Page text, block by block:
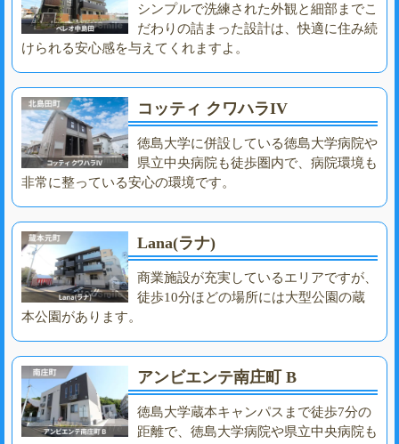
シンプルで洗練された外観と細部までこ
だわりの詰まった設計は、快適に住み続
けられる安心感を与えてくれますよ。
コッティ クワハラIV
徳島大学に併設している徳島大学病院や
県立中央病院も徒歩圏内で、病院環境も
非常に整っている安心の環境です。
Lana(ラナ)
商業施設が充実しているエリアですが、
徒歩10分ほどの場所には大型公園の蔵
本公園があります。
アンビエンテ南庄町 B
徳島大学蔵本キャンパスまで徒歩7分の
距離で、徳島大学病院や県立中央病院も